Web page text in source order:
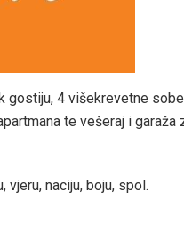
gostiju, 4 višekrevetne
te vešeraj i garaža
naciju, boju, spol.